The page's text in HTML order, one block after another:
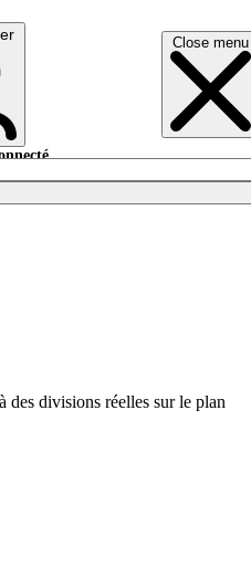
Close menu
des divisions réelles sur le plan